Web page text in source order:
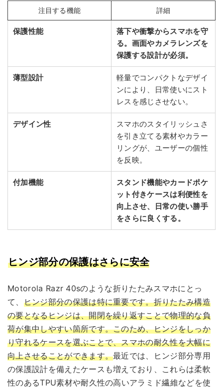
注目する機能 詳細
保護性能
落下や衝撃からスマホを守
る。画面やカメラレンズを
保護する設計が必須。
薄型設計
軽量でコンパクトなデザイ
ンにより、日常使いにスト
レスを感じさせない。
デザイン性
スマホのスタイリッシュさ
を引き立てる素材やカラー
リングが、ユーザーの個性
を反映。
付加機能
スタンド機能やカードポケ
ット付きケースは利便性を
向上させ、日常の使い勝手
をさらに良くする。
ヒンジ部分の保護はさらに安全
Motorola Razr 40sのような折りたたみスマホにとっ
て、 ヒンジ部分の保護は特に重要です。折りたたみ構造
の要となるヒンジは、開閉を繰り返すことで物理的な負
荷が集中しやすい箇所です。このため、ヒンジをしっか
り守れるケースを選ぶことで、スマホの耐久性を大幅に
向上させることができます。最近では、ヒンジ部分専用
の保護設計を備えたケースも増えており、これらは柔軟
性のあるTPU素材や耐久性の高いアラミド繊維などを使